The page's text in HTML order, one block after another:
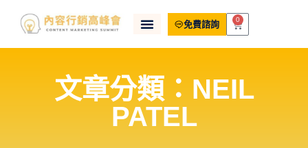
免費諮詢 0
文章分類：NEIL
PATEL